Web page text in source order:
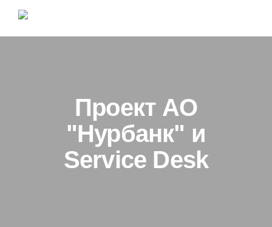
Проект АО
"Нурбанк" и
Service Desk